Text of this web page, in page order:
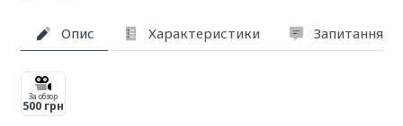
Опис Характеристики Запитання
За обзор
500 грн